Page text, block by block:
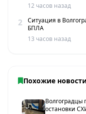
12 часов назад
2
Ситуация в
БПЛА
13 часов назад
Похожие новости
Волгоградцы
остановки